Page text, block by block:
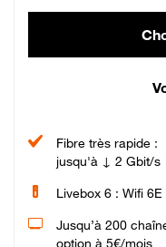
Fibre très rapide :
jusqu'à ↓ 2 Gbit/s
Livebox 6 : Wifi 6E
Jusqu’à 200
option à 5€/mois